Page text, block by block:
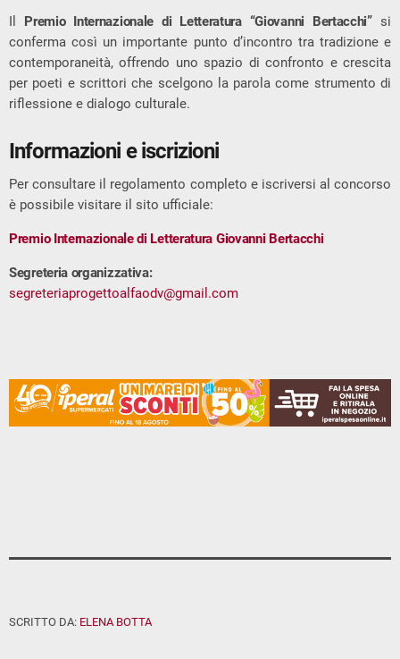
Premio Internazionale di Letteratura “Giovanni Bertacchi”si
conferma così un importante punto d’incontro tra tradizione e
contemporaneità, offrendo uno spazio di confronto e crescita
per poeti e scrittori che scelgono la parola come strumento di
riflessione e dialogo culturale.
Informazioni e iscrizioni
Per consultare il regolamento completo e iscriversi al concorso
è possibile visitare il sito ufficiale:
Premio Internazionale di Letteratura Giovanni Bertacchi
Segreteria organizzativa:
segreteriaprogettoalfaodv@gmail.com
SCRITTO DA: ELENA BOTTA